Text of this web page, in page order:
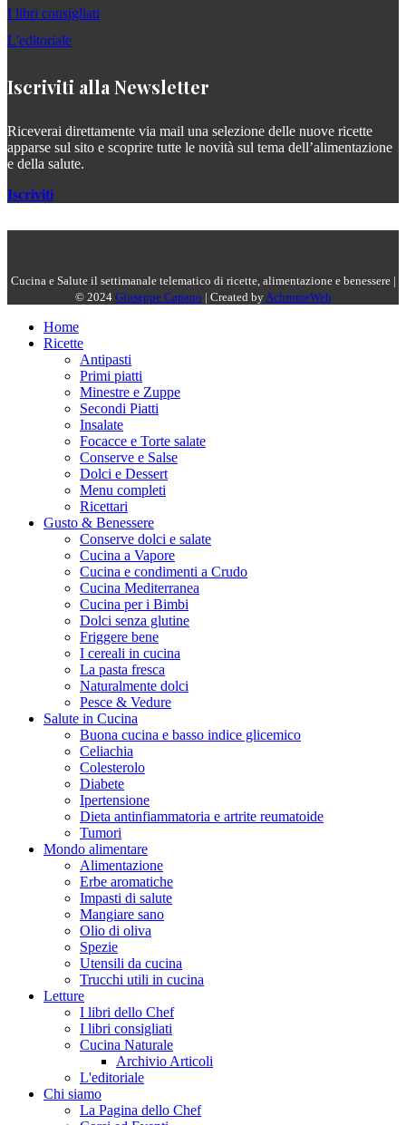
I libri consigliati
L'editoriale
Iscriviti alla Newsletter
Riceverai direttamente via mail una selezione delle nuove ricette
apparse sul sito e scoprire tutte le novità sul tema dell’alimentazione
e della salute.
Iscriviti
Cucina e Salute il settimanale telematico di ricette, alimentazione e benessere |
© 2024 Giuseppe Capano | Created by AchromeWeb
Home
Ricette
Antipasti
Primi piatti
Minestre e Zuppe
Secondi Piatti
Insalate
Focacce e Torte salate
Conserve e Salse
Dolci e Dessert
Menu completi
Ricettari
Gusto & Benessere
Conserve dolci e salate
Cucina a Vapore
Cucina e condimenti a Crudo
Cucina Mediterranea
Cucina per i Bimbi
Dolci senza glutine
Friggere bene
I cereali in cucina
La pasta fresca
Naturalmente dolci
Pesce & Vedure
Salute in Cucina
Buona cucina e basso indice glicemico
Celiachia
Colesterolo
Diabete
Ipertensione
Dieta antinfiammatoria e artrite reumatoide
Tumori
Mondo alimentare
Alimentazione
Erbe aromatiche
Impasti di salute
Mangiare sano
Olio di oliva
Spezie
Utensili da cucina
Trucchi utili in cucina
Letture
I libri dello Chef
I libri consigliati
Cucina Naturale
Archivio Articoli
L'editoriale
Chi siamo
La Pagina dello Chef